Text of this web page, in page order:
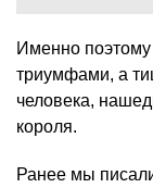
Именно поэтому
триумфами, а
человека,
короля.
Ранее мы